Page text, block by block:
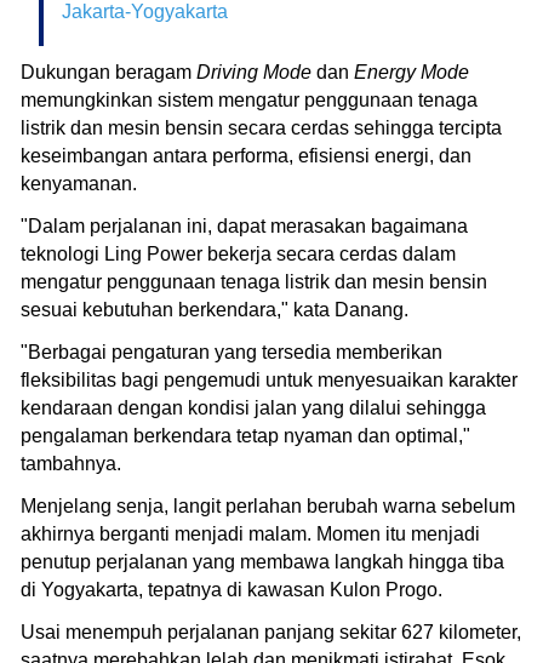
Jakarta-Yogyakarta
Dukungan beragam Driving Mode dan Energy Mode
memungkinkan sistem mengatur penggunaan tenaga
listrik dan mesin bensin secara cerdas sehingga tercipta
keseimbangan antara performa, efisiensi energi, dan
kenyamanan.
"Dalam perjalanan ini, dapat merasakan bagaimana
teknologi Ling Power bekerja secara cerdas dalam
mengatur penggunaan tenaga listrik dan mesin bensin
sesuai kebutuhan berkendara," kata Danang.
"Berbagai pengaturan yang tersedia memberikan
fleksibilitas bagi pengemudi untuk menyesuaikan karakter
kendaraan dengan kondisi jalan yang dilalui sehingga
pengalaman berkendara tetap nyaman dan optimal,"
tambahnya.
Menjelang senja, langit perlahan berubah warna sebelum
akhirnya berganti menjadi malam. Momen itu menjadi
penutup perjalanan yang membawa langkah hingga tiba
di Yogyakarta, tepatnya di kawasan Kulon Progo.
Usai menempuh perjalanan panjang sekitar 627 kilometer,